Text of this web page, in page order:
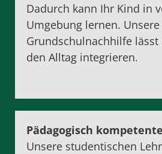
Dadurch kann Ihr Kind in
Umgebung lernen. Unsere
Grundschulnachhilfe
den Alltag integrieren.
Pädagogisch
Unsere studentischen